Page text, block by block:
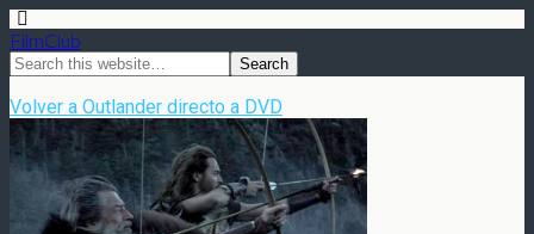
FilmClub
Volver a Outlander directo a DVD